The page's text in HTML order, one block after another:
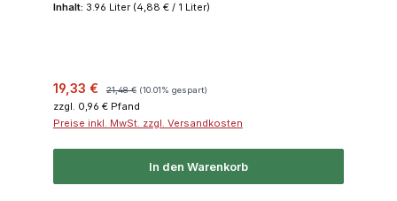
Inhalt: 3.96 Liter (4,88 € / 1 Liter)
Verkaufspreis:
19,33 € 21,48 € (10.01% gespart)
zzgl. 0,96 € Pfand
Preise inkl. MwSt. zzgl. Versandkosten
In den Warenkorb